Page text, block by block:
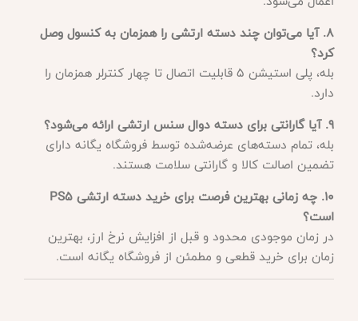
8. آیا می‌توان چند دسته ارتشی را همزمان به کنسول وصل
کرد؟
بله، پلی استیشن ۵ قابلیت اتصال تا چهار کنترلر همزمان را
دارد.
9. آیا گارانتی برای دسته دوال سنس ارتشی ارائه می‌شود؟
بله، تمام دسته‌های عرضه‌شده توسط فروشگاه یگانه دارای
تضمین اصالت کالا و گارانتی سلامت هستند.
10. چه زمانی بهترین فرصت برای خرید دسته ارتشی PS5
است؟
در زمان موجودی محدود و قبل از افزایش نرخ ارز، بهترین
زمان برای خرید قطعی و مطمئن از فروشگاه یگانه است.